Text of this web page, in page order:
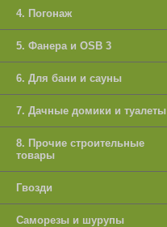
4. Погонаж
5. Фанера и OSB 3
6. Для бани и сауны
7. Дачные домики и туалеты
8. Прочие строительные
товары
Гвозди
Саморезы и шурупы